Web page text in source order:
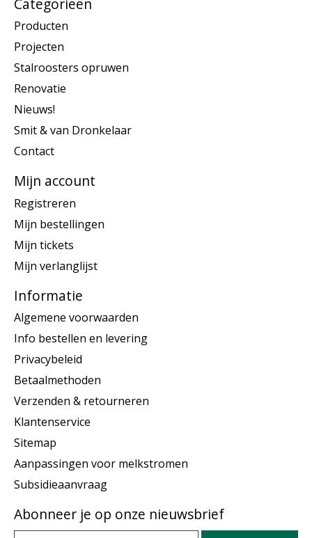
Producten
Projecten
Stalroosters opruwen
Renovatie
Nieuws!
Smit & van Dronkelaar
Contact
Mijn account
Registreren
Mijn bestellingen
Mijn tickets
Mijn verlanglijst
Informatie
Algemene voorwaarden
Info bestellen en levering
Privacybeleid
Betaalmethoden
Verzenden & retourneren
Klantenservice
Sitemap
Aanpassingen voor melkstromen
Subsidieaanvraag
Abonneer je op onze nieuwsbrief